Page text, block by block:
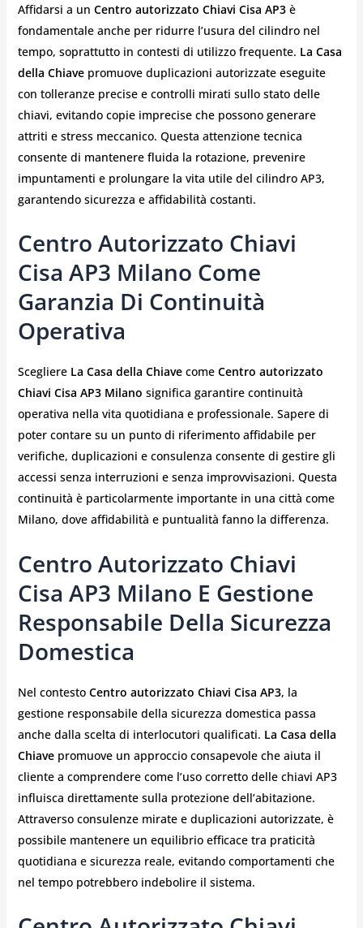
Affidarsi a un Centro autorizzato Chiavi Cisa AP3è
fondamentale anche per ridurre l’usura del cilindro nel
tempo, soprattutto in contesti di utilizzo frequente. La Casa
della Chiavepromuove duplicazioni autorizzate eseguite
con tolleranze precise e controlli mirati sullo stato delle
chiavi, evitando copie imprecise che possono generare
attriti e stress meccanico. Questa attenzione tecnica
consente di mantenere fluida la rotazione, prevenire
impuntamenti e prolungare la vita utile del cilindro AP3,
garantendo sicurezza e affidabilità costanti.
Centro Autorizzato Chiavi
Cisa AP3 Milano Come
Garanzia Di Continuità
Operativa
Scegliere La Casa della Chiavecome Centro autorizzato
Chiavi Cisa AP3 Milano significa garantire continuità
operativa nella vita quotidiana e professionale. Sapere di
poter contare su un punto di riferimento affidabile per
verifiche, duplicazioni e consulenza consente di gestire gli
accessi senza interruzioni e senza improvvisazioni. Questa
continuità è particolarmente importante in una città come
Milano, dove affidabilità e puntualità fanno la differenza.
Centro Autorizzato Chiavi
Cisa AP3 Milano E Gestione
Responsabile Della Sicurezza
Domestica
Nel contesto Centro autorizzato Chiavi Cisa AP3, la
gestione responsabile della sicurezza domestica passa
anche dalla scelta di interlocutori qualificati. La Casa della
Chiavepromuove un approccio consapevole che aiuta il
cliente a comprendere come l’uso corretto delle chiavi AP3
influisca direttamente sulla protezione dell’abitazione.
Attraverso consulenze mirate e duplicazioni autorizzate, è
possibile mantenere un equilibrio efficace tra praticità
quotidiana e sicurezza reale, evitando comportamenti che
nel tempo potrebbero indebolire il sistema.